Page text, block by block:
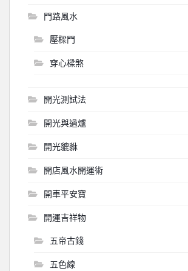
門路風水
壓樑門
穿心樑煞
開光測試法
開光與過爐
開光貔貅
開店風水開運術
開車平安寶
開運吉祥物
五帝古錢
五色線